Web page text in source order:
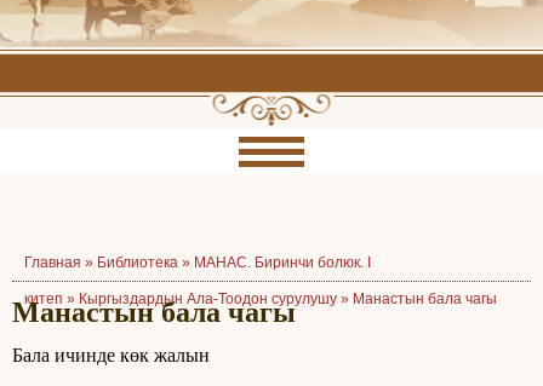
Главная » Библиотека » МАНАС. Биринчи болюк. I
китеп » Кыргыздардын Ала-Тоодон сурулушу » Манастын бала чагы
Манастын бала чагы
Бала ичинде көк жалын